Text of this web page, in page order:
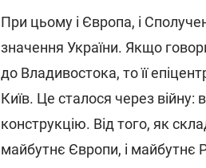
При цьому і Європа, і
значення України. Якщо
до Владивостока, то її
Київ. Це сталося через
конструкцію. Від того, як
майбутнє Європи, і майбутнє